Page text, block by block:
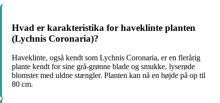
Hvad er karakteristika for haveklinte planten
(Lychnis Coronaria)?
Haveklinte, også kendt som Lychnis Coronaria, er en flerårig
plante kendt for sine grå-grønne blade og smukke, lyserøde
blomster med uldne stængler. Planten kan nå en højde på op til
80 cm.